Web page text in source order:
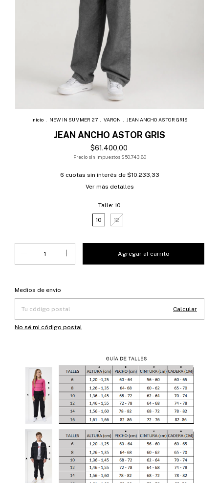
Inicio NEW IN SUMMER 27 VARON JEAN ANCHO ASTOR GRIS
JEAN ANCHO ASTOR GRIS
$61.400,00
Precio sin impuestos $50.743,80
6 cuotas sin interés de $10.233,33
Ver más detalles
Talle: 10
10 12
Entregas para el CP:
Medios de envío
Calcular
No sé mi código postal